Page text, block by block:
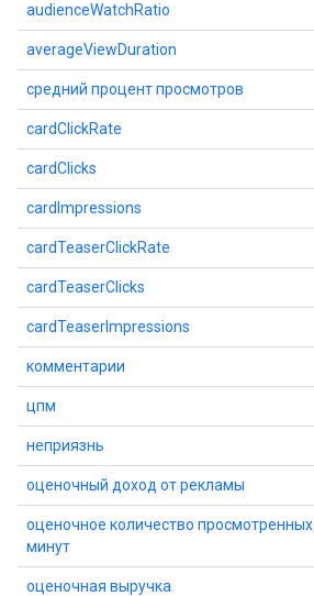
audienceWatchRatio
averageViewDuration
средний процент просмотров
cardClickRate
cardClicks
cardImpressions
cardTeaserClickRate
cardTeaserClicks
cardTeaserImpressions
комментарии
цпм
неприязнь
оценочный доход от рекламы
оценочное количество просмотренных
минут
оценочная выручка